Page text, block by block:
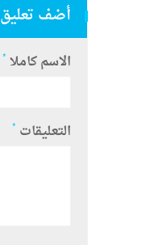
أضف تعليق
الاسم كاملا *
التعليقات *